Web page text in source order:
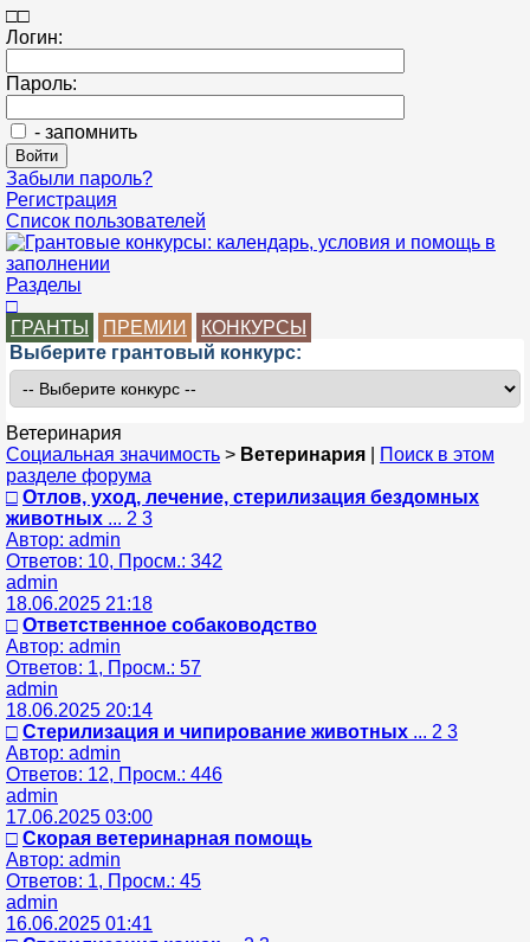
□□
Логин:
Пароль:
- запомнить
Забыли пароль?
Регистрация
Список пользователей
Разделы
□
ГРАНТЫ
ПРЕМИИ
КОНКУРСЫ
Выберите грантовый конкурс:
Ветеринария
Социальная значимость > Ветеринария
Поиск в этом
разделе форума
□ Отлов, уход, лечение, стерилизация бездомных
животных ... 2 3
Автор: admin
Ответов: 10, Просм.: 342
admin
18.06.2025 21:18
□ Ответственное собаководство
Автор: admin
Ответов: 1, Просм.: 57
admin
18.06.2025 20:14
□ Стерилизация и чипирование животных ... 2 3
Автор: admin
Ответов: 12, Просм.: 446
admin
17.06.2025 03:00
□ Скорая ветеринарная помощь
Автор: admin
Ответов: 1, Просм.: 45
admin
16.06.2025 01:41